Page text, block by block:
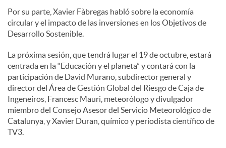
Por su parte, Xavier Fàbregas habló sobre la economía
circular y el impacto de las inversiones en los Objetivos de
Desarrollo Sostenible.
La próxima sesión, que tendrá lugar el 19 de octubre, estará
centrada en la “Educación y el planeta” y contará con la
participación de David Murano, subdirector general y
director del Área de Gestión Global del Riesgo de Caja de
Ingeneiros, Francesc Mauri, meteorólogo y divulgador
miembro del Consejo Asesor del Servicio Meteorológico de
Catalunya, y Xavier Duran, químico y periodista científico de
TV3.